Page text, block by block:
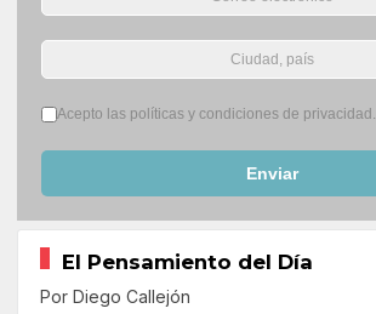
Términos del servicio*
Acepto las políticas y condiciones de privacidad.
Enviar
El Pensamiento del Día
Por Diego Callejón